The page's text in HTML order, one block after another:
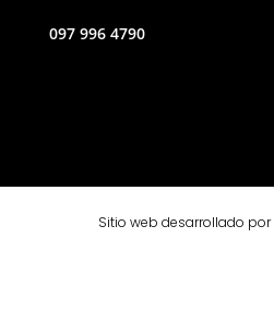
097 996 4790
Sitio web desarrollado por